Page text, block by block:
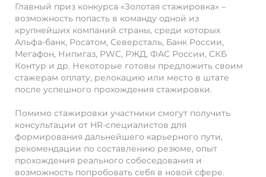
Главный приз конкурса «Золотая стажировка» –
возможность попасть в команду одной из
крупнейших компаний страны, среди которых
Альфа-банк, Росатом, Северсталь, Банк России,
Мегафон, Нипигаз, PWC, РЖД, ФАС России, СКБ
Контур и др. Некоторые готовы предложить своим
стажерам оплату, релокацию или место в штате
после успешного прохождения стажировки.
Помимо стажировки участники смогут получить
консультации от HR-специалистов для
формирования дальнейшего карьерного пути,
рекомендации по составлению резюме, опыт
прохождения реального собеседования и
возможность попробовать себя в новой сфере.